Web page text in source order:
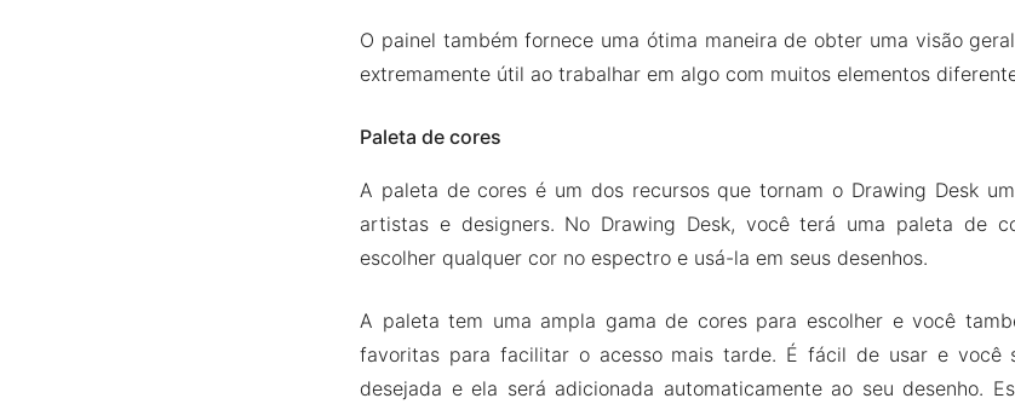
O painel também fornece uma ótima maneira de obter uma visão
extremamente útil ao trabalhar em algo com muitos elementos
Paleta de cores
A paleta de cores é um dos recursos que tornam o Drawing Desk
artistas e designers. No Drawing Desk, você terá uma paleta de
escolher qualquer cor no espectro e usá-la em seus desenhos.
A paleta tem uma ampla gama de cores para escolher e você
favoritas para facilitar o acesso mais tarde. É fácil de usar e você
desejada e ela será adicionada automaticamente ao seu desenho.